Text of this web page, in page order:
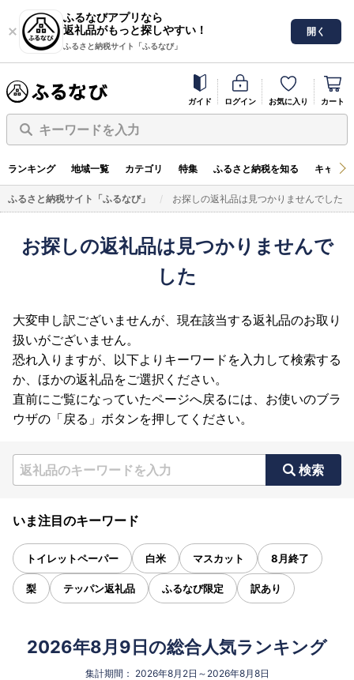
ふるなびアプリなら
返礼品がもっと探しやすい！
ふるさと納税サイト「ふるなび」
開く
ガイド ログイン お気に入り カート
キーワードを入力
ランキング 地域一覧 カテゴリ 特集 ふるさと納税を知る キャン
ふるさと納税サイト「ふるなび」 お探しの返礼品は見つかりませんでした
お探しの返礼品は見つかりませんで
した
大変申し訳ございませんが、現在該当する返礼品のお取り
扱いがございません。
恐れ入りますが、以下よりキーワードを入力して検索する
か、ほかの返礼品をご選択ください。
直前にご覧になっていたページへ戻るには、お使いのブラ
ウザの「戻る」ボタンを押してください。
検索
いま注目のキーワード
トイレットペーパー 白米 マスカット 8月終了
梨 テッパン返礼品 ふるなび限定 訳あり
2026年8月9日の総合人気ランキング
集計期間： 2026年8月2日～2026年8月8日